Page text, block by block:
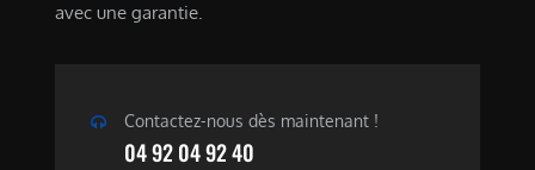
avec une garantie.
Contactez-nous dès maintenant !
04 92 04 92 40